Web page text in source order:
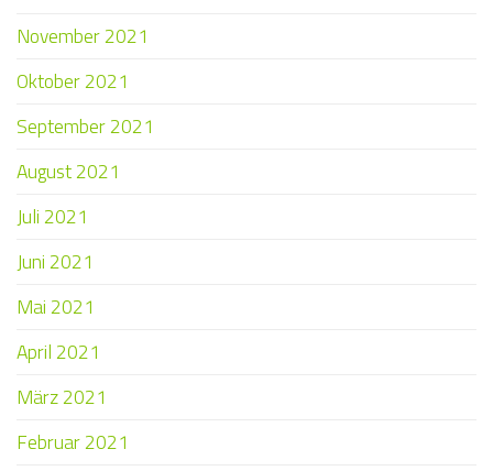
November 2021
Oktober 2021
September 2021
August 2021
Juli 2021
Juni 2021
Mai 2021
April 2021
März 2021
Februar 2021